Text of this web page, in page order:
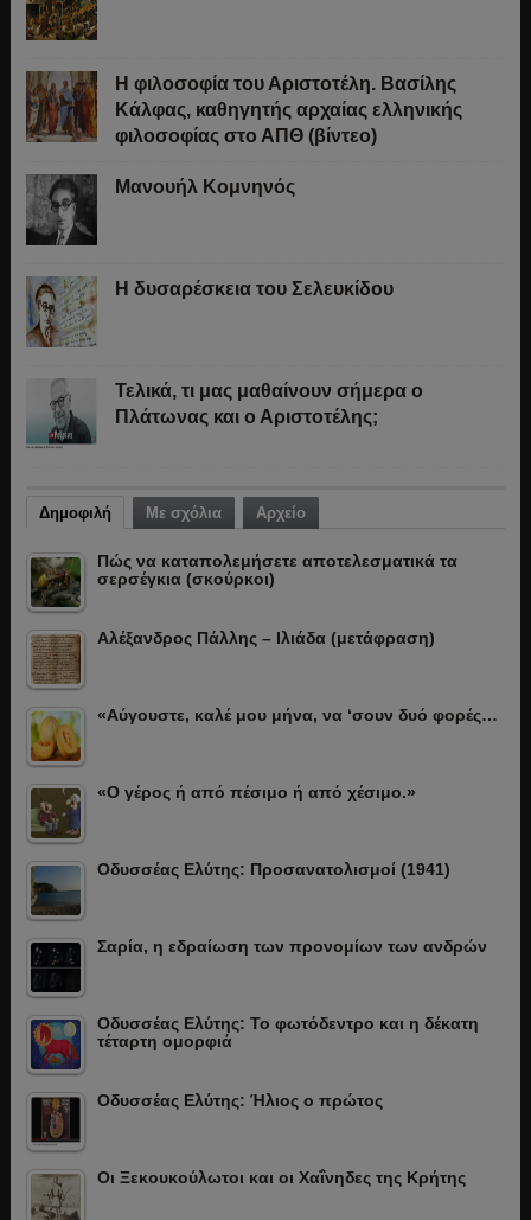
Η φιλοσοφία του Αριστοτέλη. Βασίλης
Κάλφας, καθηγητής αρχαίας ελληνικής
φιλοσοφίας στο ΑΠΘ (βίντεο)
Μανουήλ Κομνηνός
Η δυσαρέσκεια του Σελευκίδου
Τελικά, τι μας μαθαίνουν σήμερα ο
Πλάτωνας και ο Αριστοτέλης;
Δημοφιλή Με σχόλια Αρχείο
Πώς να καταπολεμήσετε αποτελεσματικά τα
σερσέγκια (σκούρκοι)
Αλέξανδρος Πάλλης – Ιλιάδα (μετάφραση)
«Αύγουστε, καλέ μου μήνα, να ‘σουν δυό φορές…
«Ο γέρος ή από πέσιμο ή από χέσιμο.»
Οδυσσέας Ελύτης: Προσανατολισμοί (1941)
Σαρία, η εδραίωση των προνομίων των ανδρών
Οδυσσέας Ελύτης: Το φωτόδεντρο και η δέκατη
τέταρτη ομορφιά
Οδυσσέας Ελύτης: Ήλιος ο πρώτος
Οι Ξεκουκούλωτοι και οι Χαΐνηδες της Κρήτης